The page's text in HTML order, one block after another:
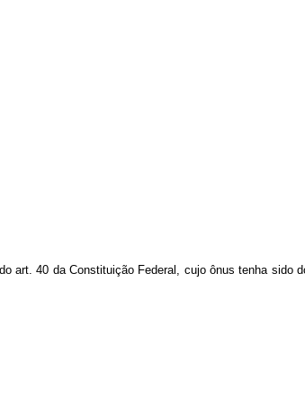
art. 40 da Constituição Federal, cujo ônus tenha sido